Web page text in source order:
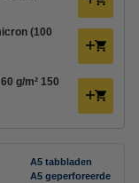
(100
g/m² 150
A5 tabbladen
A5 geperforeerde